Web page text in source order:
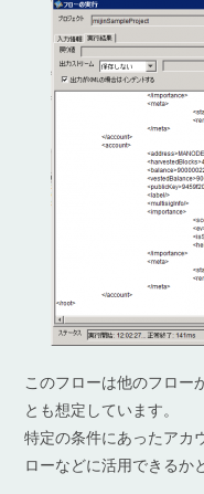
このフローは他のフロー
とも想定しています。
特定の条件にあったアカ
ローなどに活用できるか